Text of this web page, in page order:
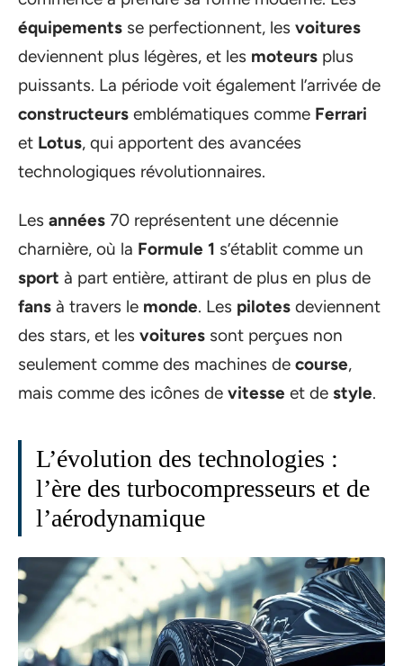
équipements se perfectionnent, les voitures
deviennent plus légères, et les moteurs plus
puissants. La période voit également l’arrivée de
constructeurs emblématiques comme Ferrari
et Lotus, qui apportent des avancées
technologiques révolutionnaires.
Les années 70 représentent une décennie
charnière, où la Formule 1 s’établit comme un
sport à part entière, attirant de plus en plus de
fans à travers le monde. Les pilotes deviennent
des stars, et les voitures sont perçues non
seulement comme des machines de course,
mais comme des icônes de vitesse et de style.
L’évolution des technologies :
l’ère des turbocompresseurs et de
l’aérodynamique